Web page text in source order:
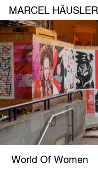
MARCEL HÄUSLER
World Of Women